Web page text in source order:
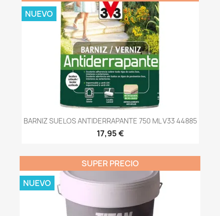
BARNIZ SUELOS ANTIDERRAPANTE 750 ML V33 44885
17,95 €
NUEVO
SUPER PRECIO
NUEVO